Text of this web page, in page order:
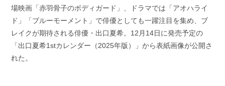
場映画「赤羽骨子のボディガード」、ドラマでは「アオハライ
ド」「ブルーモーメント」で俳優としても一躍注目を集め、ブ
レイクが期待される俳優・出口夏希。12月14日に発売予定の
「出口夏希1stカレンダー（2025年版）」から表紙画像が公開さ
れた。